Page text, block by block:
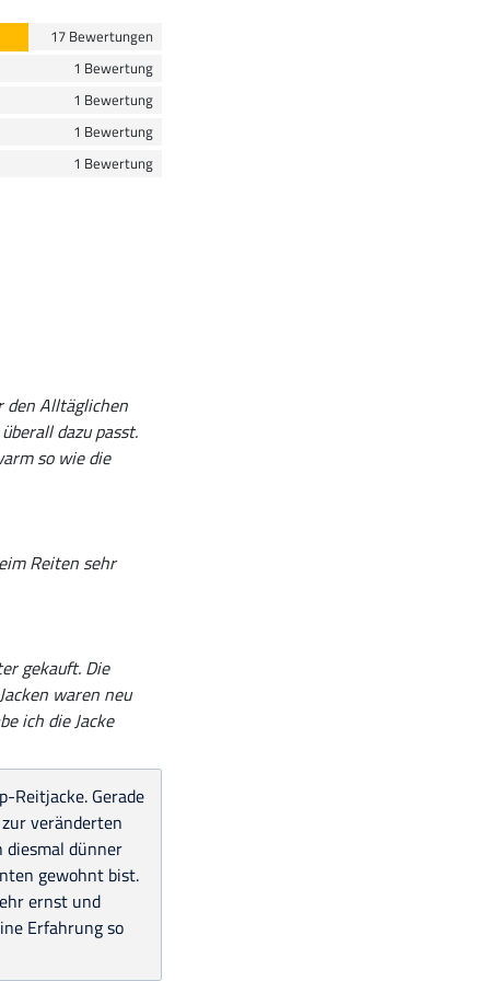
17 Bewertungen
1 Bewertung
1 Bewertung
1 Bewertung
1 Bewertung
den Alltäglichen
dazu passt.
so wie die
Reiten sehr
gekauft. Die
waren neu
ich die Jacke
Reitjacke. Gerade
veränderten
diesmal dünner
gewohnt bist.
ernst und
Erfahrung so